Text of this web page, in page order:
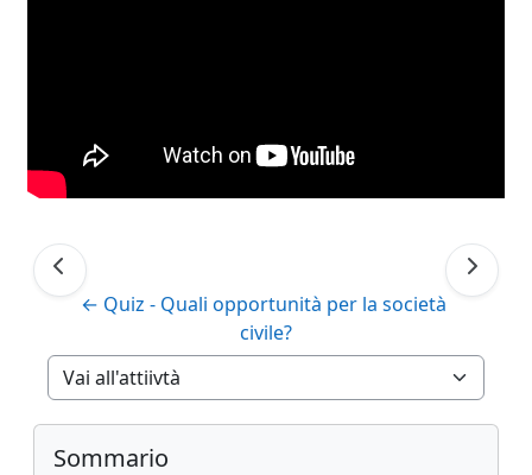
← Quiz - Quali opportunità per la società
civile?
Vai all'attiivtà
Blocchi
Salta Sommario
Sommario